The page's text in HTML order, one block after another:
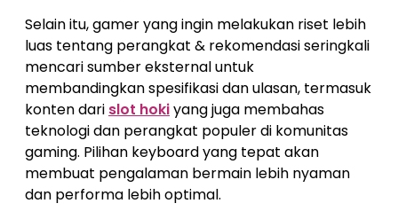
Selain itu, gamer yang ingin melakukan riset lebih
luas tentang perangkat & rekomendasi seringkali
mencari sumber eksternal untuk
membandingkan spesifikasi dan ulasan, termasuk
konten dari slot hokiyang juga membahas
teknologi dan perangkat populer di komunitas
gaming. Pilihan keyboard yang tepat akan
membuat pengalaman bermain lebih nyaman
dan performa lebih optimal.